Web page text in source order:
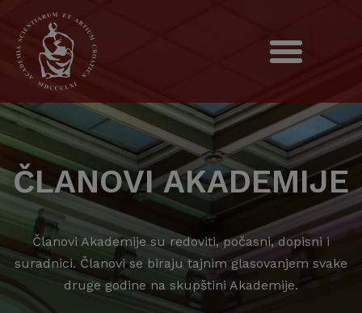
ČLANOVI AKADEMIJE
Članovi Akademije su redoviti, počasni, dopisni i
suradnici. Članovi se biraju tajnim glasovanjem svake
druge godine na skupštini Akademije.